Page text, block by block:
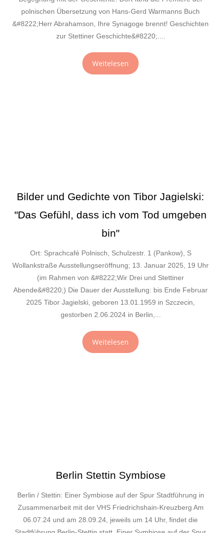
polnischen Übersetzung von Hans-Gerd Warmanns Buch
&#8222;Herr Abrahamson, Ihre Synagoge brennt! Geschichten
zur Stettiner Geschichte&#8220;....
Weitelesen
Bilder und Gedichte von Tibor Jagielski:
"Das Gefühl, dass ich vom Tod umgeben
bin"
Ort: Sprachcafé Polnisch, Schulzestr. 1 (Pankow), S
Wollankstraße Ausstellungseröffnung; 13. Januar 2025, 19 Uhr
(im Rahmen von &#8222;Wir Drei und Stettiner
Abende&#8220;) Die Dauer der Ausstellung: bis Ende Februar
2025 Tibor Jagielski, geboren 13.01.1959 in Szczecin,
gestorben 2.06.2024 in Berlin,...
Weitelesen
Berlin Stettin Symbiose
Berlin / Stettin: Einer Symbiose auf der Spur Stadtführung in
Zusammenarbeit mit der VHS Friedrichshain-Kreuzberg Am
06.07.24 und am 28.09.24, jeweils um 14 Uhr, findet die